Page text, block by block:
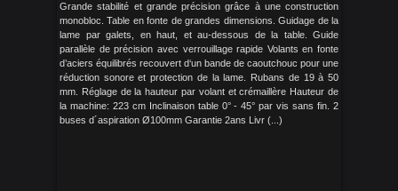
Grande stabilité et grande précision grâce à une construction
monobloc. Table en fonte de grandes dimensions. Guidage de la
lame par galets, en haut, et au-dessous de la table. Guide
parallèle de précision avec verrouillage rapide Volants en fonte
d’aciers équilibrés recouvert d‘un bande de caoutchouc pour une
réduction sonore et protection de la lame. Rubans de 19 à 50
mm. Réglage de la hauteur par volant et crémaillère Hauteur de
la machine: 223 cm Inclinaison table 0° - 45° par vis sans fin. 2
buses d´aspiration Ø100mm Garantie 2ans Livr (...)